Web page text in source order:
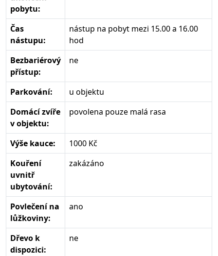
pobytu:
Čas
nástupu:
nástup na pobyt mezi 15.00 a 16.00
hod
Bezbariérový
přístup:
ne
Parkování:
u objektu
Domácí zvíře
v objektu:
povolena pouze malá rasa
Výše kauce:
1000 Kč
Kouření
uvnitř
ubytování:
zakázáno
Povlečení na
lůžkoviny:
ano
Dřevo k
dispozici:
ne